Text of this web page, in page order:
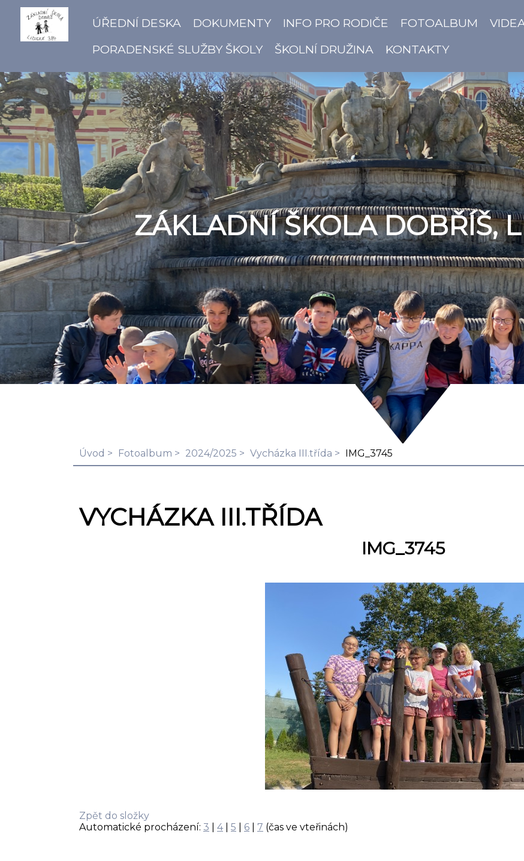
ÚŘEDNÍ DESKA DOKUMENTY INFO PRO RODIČE FOTOALBUM
PORADENSKÉ SLUŽBY ŠKOLY
ŠKOLNÍ DRUŽINA KONTAKTY
ZÁKLADNÍ ŠKOLA DOBŘÍŠ,
Úvod Fotoalbum 2024/2025 Vycházka III.třída IMG_3745
VYCHÁZKA III.TŘÍDA
IMG_3745
Zpět do složky
Automatické procházení: 3 4| 5 6 7 (čas ve vteřinách)